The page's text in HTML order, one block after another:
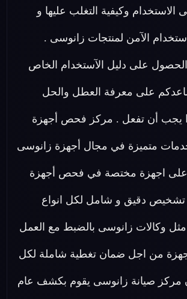
الاستخدام وكيفية التغلب عليها و
الآمن لمنتجات زانوسى .
على دليل الآستخدام الخاص
على معرفة العطل والحل
يجب أن تفعل . مركز فحص أجهزة
متميزة في مجال أجهزة زانوسى
على اجهزة مختصة في فحص أجهزة
تشخيص دقيق و شامل لكل انواع
وكالات زانوسى بالضبط مع العمل
من اجل ضمان تغطية شاملة لكل
مركز صيانة زانوسى يقوم بكشف عام